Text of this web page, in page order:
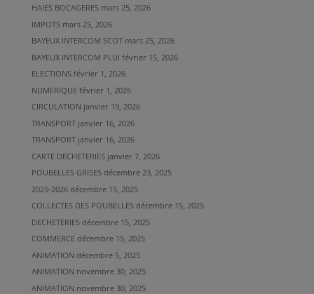
HAIES BOCAGERES mars 25, 2026
IMPOTS mars 25, 2026
BAYEUX INTERCOM SCOT mars 25, 2026
BAYEUX INTERCOM PLUI février 15, 2026
ELECTIONS février 1, 2026
NUMERIQUE février 1, 2026
CIRCULATION janvier 19, 2026
TRANSPORT janvier 16, 2026
TRANSPORT janvier 16, 2026
CARTE DECHETERIES janvier 7, 2026
POUBELLES GRISES décembre 23, 2025
2025-2026 décembre 15, 2025
COLLECTES DES POUBELLES décembre 15, 2025
DECHETERIES décembre 15, 2025
COMMERCE décembre 15, 2025
ANIMATION décembre 5, 2025
ANIMATION novembre 30, 2025
ANIMATION novembre 30, 2025